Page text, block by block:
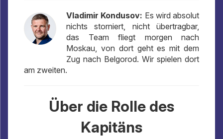
Vladimir Kondusov: Es wird absolut
nichts storniert, nicht übertragbar,
das Team fliegt morgen nach
Moskau, von dort geht es mit dem
Zug nach Belgorod. Wir spielen dort
am zweiten.
Über die Rolle des
Kapitäns